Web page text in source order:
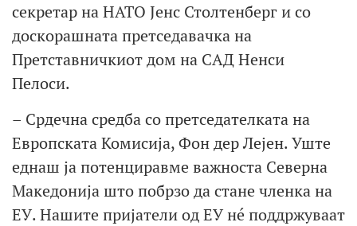
секретар на НАТО Јенс Столтенберг и со
доскорашната претседавачка на
Претставничкиот дом на САД Ненси
Пелоси.
– Срдечна средба со претседателката на
Европската Комисија, Фон дер Лејен. Уште
еднаш ја потенциравме важноста Северна
Македонија што побрзо да стане членка на
ЕУ. Нашите пријатели од ЕУ нé поддржуваат